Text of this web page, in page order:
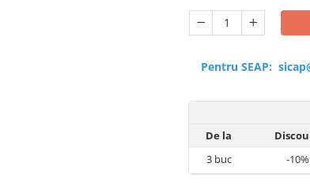
Pentru SEAP:
De la
3buc -10%